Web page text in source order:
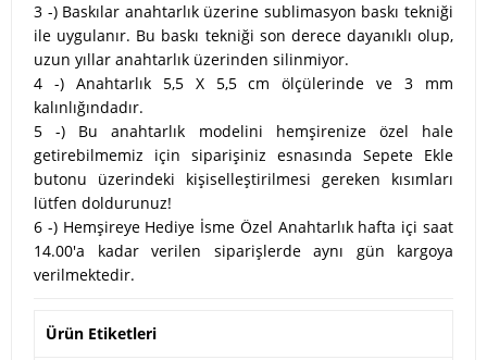
3 -) Baskılar anahtarlık üzerine sublimasyon baskı tekniği
ile uygulanır. Bu baskı tekniği son derece dayanıklı olup,
uzun yıllar anahtarlık üzerinden silinmiyor.
4 -) Anahtarlık 5,5 X 5,5 cm ölçülerinde ve 3 mm
kalınlığındadır.
5 -) Bu anahtarlık modelini hemşirenize özel hale
getirebilmemiz için siparişiniz esnasında Sepete Ekle
butonu üzerindeki kişiselleştirilmesi gereken kısımları
lütfen doldurunuz!
6 -) Hemşireye Hediye İsme Özel Anahtarlık hafta içi saat
14.00'a kadar verilen siparişlerde aynı gün kargoya
verilmektedir.
Ürün Etiketleri